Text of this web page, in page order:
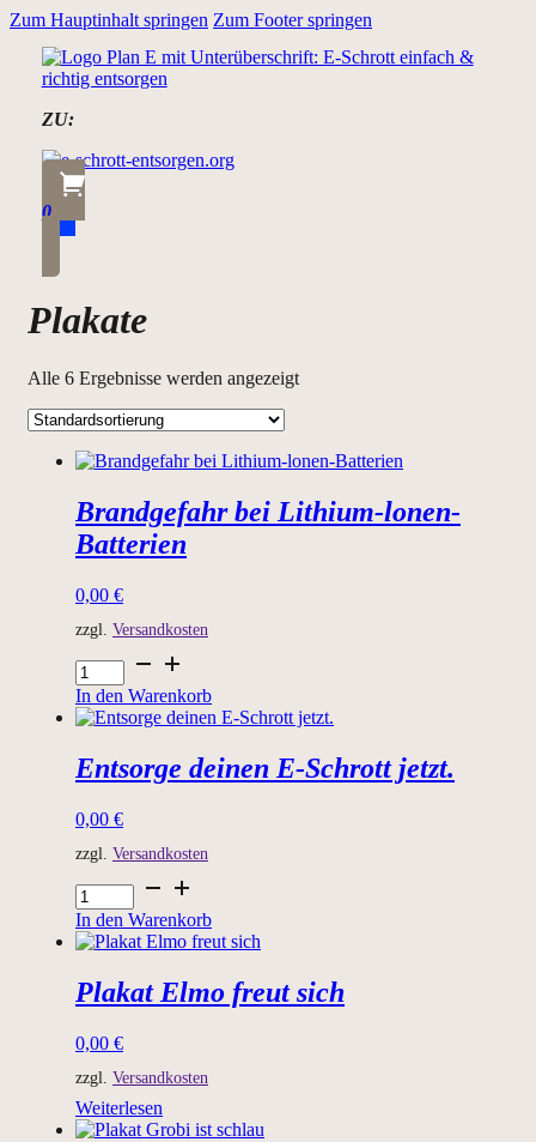
Zum Hauptinhalt springen Zum Footer springen
ZU:
0
Plakate
Alle 6 Ergebnisse werden angezeigt
Brandgefahr bei Lithium-lonen-
Batterien
0,00 €
zzgl. Versandkosten
Brandgefahr
bei
Lithium-
lonen-
Menge
In den Warenkorb
Entsorge deinen E-Schrott jetzt.
0,00 €
zzgl. Versandkosten
Entsorge
deinen
E-
Schrott
Menge
In den Warenkorb
Plakat Elmo freut sich
0,00 €
zzgl. Versandkosten
Weiterlesen